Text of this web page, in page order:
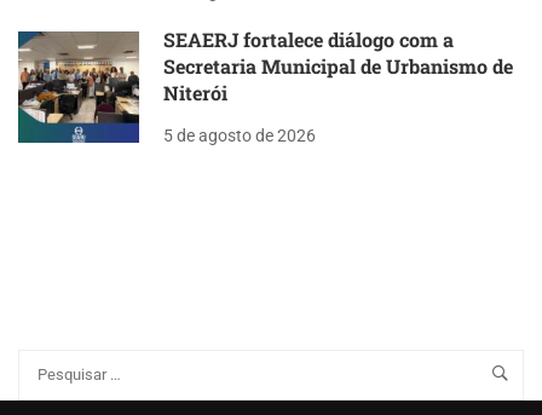
SEAERJ fortalece diálogo com a
Secretaria Municipal de Urbanismo de
Niterói
5 de agosto de 2026